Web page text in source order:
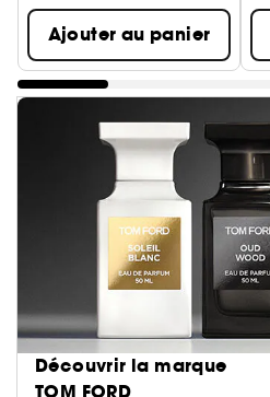
Ajouter au panier
Découvrir la marque